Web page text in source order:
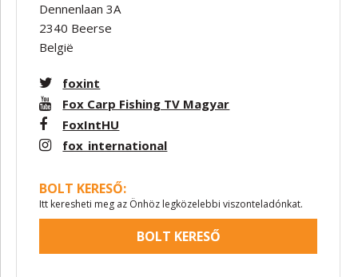
Dennenlaan 3A
2340 Beerse
België
foxint
Fox Carp Fishing TV Magyar
FoxIntHU
fox_international
BOLT KERESŐ:
Itt keresheti meg az Önhöz legközelebbi viszonteladónkat.
BOLT KERESŐ